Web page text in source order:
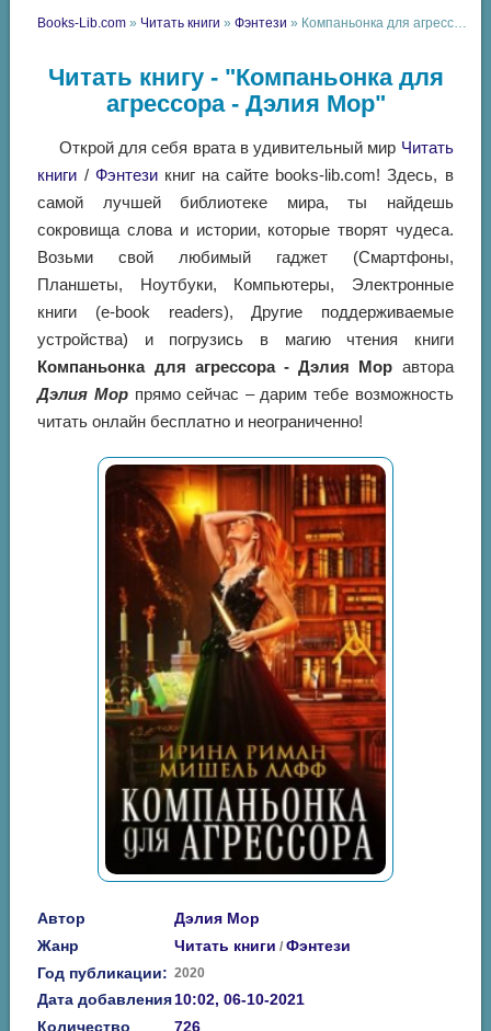
Books-Lib.com » Читать книги »Фэнтези » Компаньонка для агрессора - Дэлия Мор
Читать книгу - "Компаньонка для
агрессора - Дэлия Мор"
Открой для себя врата в удивительный мир Читать
книги / Фэнтезикниг на сайте books-lib.com! Здесь, в
самой лучшей библиотеке мира, ты найдешь
сокровища слова и истории, которые творят чудеса.
Возьми свой любимый гаджет (Смартфоны,
Планшеты, Ноутбуки, Компьютеры, Электронные
книги (e-book readers), Другие поддерживаемые
устройства) и погрузись в магию чтения книги
Компаньонка для агрессора - Дэлия Мор автора
Дэлия Мор прямо сейчас – дарим тебе возможность
читать онлайн бесплатно и неограниченно!
Автор
Дэлия Мор
Жанр
Читать книги /Фэнтези
Год публикации: 2020
Дата добавления10:02, 06-10-2021
Количество
726